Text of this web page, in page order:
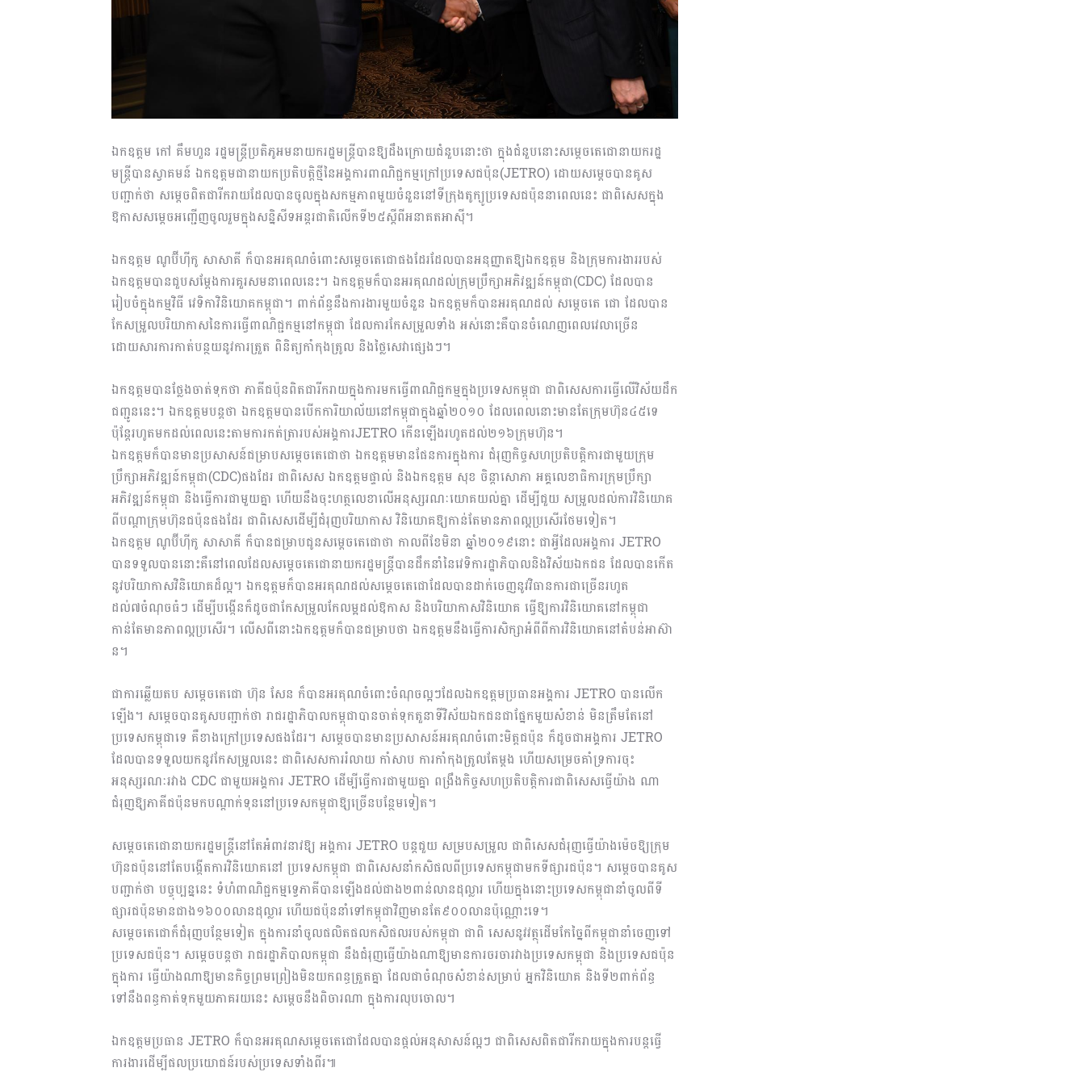
ឯកឧត្ដម កៅ គឹមហួន រដ្ឋមន្ត្រីប្រតិភូអមនាយករដ្ឋមន្ត្រីបានឱ្យដឹងក្រោយជំនួបនោះថា ក្នុង​ជំនួបនោះសម្ដេចតេជោនាយករដ្ឋ
មន្ត្រីបានស្វាគមន៍ ឯកឧត្ដមជានាយកប្រតិបត្តិថ្មីនៃអង្គ​ការ​ពាណិជ្ជកម្មក្រៅប្រទេសជប៉ុន(JETRO) ដោយសម្តេចបានគូស
បញ្ជាក់ថា សម្តេចពិតជារីក​រាយ​ដែលបានចូលក្នុងសកម្មភាពមួយចំនួននៅទីក្រុងតូក្យូប្រទេសជប៉ុននាពេលនេះ ជាពិ​សេ​ស​ក្នុង
ឱកាសសម្ដេចអញ្ជើញចូលរួមក្នុងសន្និសីទអន្តរជាតិលើកទី២៥ស្ដីពីអនាគតអាស៊ី។
ឯក​ឧ​ត្ដ​ម ណូប៊ីហ៊ីកូ សាសាគី ក៏បានអរគុណចំពោះសម្តេចតេជោផងដែរ​ដែលបាន​អនុញ្ញាត​ឱ្យ​ឯកឧត្ដម និងក្រុមការងាររបស់
ឯកឧត្ដម​បានជួបសម្តែងការគួរសមនាពេលនេះ។ ​ឯកឧត្ដម​ក៏​បានអរគុណដល់ក្រុមប្រឹក្សាអភិវឌ្ឍន៍កម្ពុជា(CDC) ដែលបាន
រៀបចំក្នុងកម្មវិធី វេទិកាវិនិយោគ​កម្ពុជា​។ ពាក់ព័ន្ធនឹងការងារមួយចំនួន ឯកឧត្ដមក៏បានអរគុណដល់ សម្ដេចតេ ជោ ដែល​បាន​
កែ​ស​ម្រួលបរិយាកាសនៃការធ្វើពាណិជ្ជកម្មនៅកម្ពុជា ដែលការកែសម្រួលទាំង អស់នោះ​គឺបាន​ចំ​ណេញពេលវេលាច្រើន
ដោយសារការកាត់បន្ថយនូវការត្រួត ពិនិត្យកាំកុងត្រូល និងថ្លៃសេវា​ផ្សេ​ងៗ។
ឯកឧត្ដមបានថ្លែង​ចាត់ទុកថា ភាគីជប៉ុនពិតជារីករាយក្នុង​ការមកធ្វើពាណិជ្ជកម្ម​ក្នុង​ប្រ​ទេសកម្ពុជា ជាពិសេសការធ្វើលើវិស័យដឹក
ជញ្ជូននេះ។ ឯកឧត្ដមបន្តថា ឯកឧត្ដមបាន​បើ​ក​ការិ​យាល័យនៅកម្ពុជាក្នុងឆ្នាំ២០១០ ដែលពេលនោះមានតែក្រុមហ៊ុន៤៥ទេ
ប៉ុន្តែរហូតមក​ដល់​ពេលនេះតាមការកត់ត្រារបស់អង្គការJETRO កើន​ឡើ​ងរហូតដល់២១៦ក្រុមហ៊ុន។
ឯកឧ​ត្ដម​ក៏បានមានប្រសាសន៍ជម្រាបសម្ដេចតេជោថា ឯកឧត្ដមមានផែនការក្នុងការ ជំរុញកិច្ចស​ហ​ប្រ​​តិ​បត្តិការ​ជាមួយក្រុម
ប្រឹក្សាអភិវឌ្ឍន៍កម្ពុជា(CDC)ផងដែរ ជាពិសេស ឯកឧត្ដមផ្ទាល់ និង​ឯក​ឧត្ត​ម សុខ ចិន្តាសោភា អគ្គលេខាធិការក្រុមប្រឹក្សា
អភិវឌ្ឍន៍កម្ពុជា និងធ្វើការជាមួយគ្នា ហើយ​នឹង​ចុះហត្ថលេខាលើអនុស្សរណៈយោគយល់គ្នា ដើម្បីជួយ សម្រួលដល់​ការវិនិយោគ​
ពី​ប​ណ្ដា​​ក្រុមហ៊ុនជប៉ុនផងដែរ ជាពិសេសដើម្បីជំរុញបរិយាកាស វិនិយោគឱ្យកាន់តែមានភាព​ល្អ​ប្រ​សើរថែមទៀត។
ឯកឧត្ដម ណូប៊ីហ៊ីកូ សាសាគី ក៏បានជម្រាបជូនសម្តេចតេជោ​ថា ​កាល​ពី​ខែ​​មិនា ឆ្នាំ២០១៩នោះ ជាអ្វីដែលអង្គការ JETRO
បានទទួលបាននោះគឺនៅពេល​ដែល​សម្ដេច​តេជោនាយករដ្ឋមន្ត្រីបានដឹកនាំនៃវេទិការដ្ឋាភិបាលនិងវិស័យឯកជន ដែលបាន​កើត​
នូវ​បរិយាកាសវិនិយោគដ៏ល្អ។ ឯកឧត្ដមក៏បានអរគុណដល់សម្ដេចតេជោដែលបានដាក់​ចេញ​នូវ​វិធានការជាច្រើនរហូត
ដល់៧ចំណុចធំៗ ដើម្បីបង្កើនក៏ដូចជា​កែសម្រួលកែលម្អដល់ឱ​កា​ស​ និង​បរិយាកាសវិនិយោគ ធ្វើឱ្យការវិនិយោគនៅកម្ពុជា
កាន់តែមានភាពល្អប្រសើរ។ លើស​ពី​នោះឯកឧត្ដមក៏បានជម្រាបថា ឯកឧត្ដម​នឹងធ្វើការសិក្សាអំពីពីការវិនិយោគ​នៅតំបន់អា​ស៊ា​
ន​។
ជាការឆ្លើយតប សម្តេចតេជោ ហ៊ុន សែន ក៏បានអរគុណចំពោះចំណុចល្អៗ​ដែល​ឯកឧត្ដមប្រធានអង្គការ JETRO បានលើក
ឡើង។ សម្តេចបានគូសបញ្ជាក់ថា រាជរដ្ឋាភិបាល​កម្ពុ​ជាបានចាត់ទុកតួនាទីវិស័យឯកជនជាផ្នែកមួយសំខាន់ មិនត្រឹមតែនៅ
ប្រទេសកម្ពុជាទេ គឺ​ខាងក្រៅប្រទេសផងដែរ។ សម្ដេចបានមានប្រសាសន៍អរគុណចំពោះមិត្តជប៉ុន ក៏ដូចជាអង្គការ JETRO
ដែលបានទទួលយកនូវកែសម្រួលនេះ ជាពិសេសការរំលាយ កាំសាប ការកាំកុង​ត្រូ​ល​តែម្ដង ហើយសម្រេចគាំទ្រការចុះ
អនុស្សរណៈរវាង CDC ជាមួយអង្គការ JETRO ដើម្បី​ធ្វើ​ការ​ជាមួយគ្នា ពង្រឹងកិច្ចសហប្រតិបត្តិការជាពិសេសធ្វើយ៉ាង ណា
ជំរុញឱ្យ​ភាគីជប៉ុនមក​បណ្ដា​ក់​ទុននៅប្រទេសកម្ពុជាឱ្យច្រើនបន្ថែមទៀត។
សម្ដេចតេជោនាយករដ្ឋមន្ត្រីនៅតែអំពាវនាវឱ្យ អង្គ​ការ JETRO បន្តជួយ សម្របសម្រួល ជាពិសេសជំរុញធ្វើយ៉ាងម៉េច​ឱ្យក្រុម
ហ៊ុនជប៉ុន​នៅ​តែ​បង្កើតការវិនិយោគនៅ ប្រទេសកម្ពុជា ជាពិសេសនាំកសិផល​ពីប្រទេសកម្ពុជាមកទី​ផ្សារជប៉ុន​។ សម្តេចបានគូស
បញ្ជាក់ថា បច្ចុប្បន្ននេះ ទំហំពាណិជ្ជកម្មទ្វេភាគីបាន​ឡើងដល់ជាង​២ពាន់​លាន​ដុល្លារ ហើយក្នុងនោះប្រទេសកម្ពុជានាំចូលពីទី
ផ្សារជប៉ុនមានជាង១៦០០លានដុល្លារ ហើ​យជប៉ុននាំទៅកម្ពុជាវិញមានតែ៩០០លានប៉ុណ្ណោះទេ។
សម្តេចតេជោក៏ជំរុញ​បន្ថែមទៀត ​ក្នុង​​ការនាំចូលផលិតផលកសិផលរបស់កម្ពុជា ជាពិ សេសនូវវត្ថុដើម​កែច្នៃពីកម្ពុជានាំ​ចេញទៅ​
ប្រទេសជប៉ុន។ សម្តេចបន្តថា រាជរដ្ឋាភិបាលកម្ពុជា នឹងជំរុញធ្វើយ៉ាងណាឱ្យមាន​ការចរចារ​វា​ង​ប្រទេសកម្ពុជា និងប្រទេសជប៉ុន
ក្នុងការ ធ្វើយ៉ាងណាឱ្យមានកិច្ចព្រមព្រៀង​មិនយក​ពន្ធត្រួត​គ្នា​ ដែលជាចំណុចសំខាន់សម្រាប់ អ្នកវិនិយោគ និងទី២ពាក់ព័ន្ធ
ទៅនឹងពន្ធកាត់ទុក​មួយភាគរយ​នេះ​ សម្តេចនឹងពិចារណា ក្នុងការលុបចោល។
ឯកឧត្ដមប្រធាន JETRO ក៏បានអរគុណ​សម្ដេ​ច​តេជោដែលបានផ្ដល់អនុសាសន៍ល្អៗ ជាពិសេសពិតជារីករាយក្នុងការបន្តធ្វើ
ការងារដើម្បី​ផ​ល​​ប្រយោជន៍របស់ប្រទេសទាំងពីរ៕